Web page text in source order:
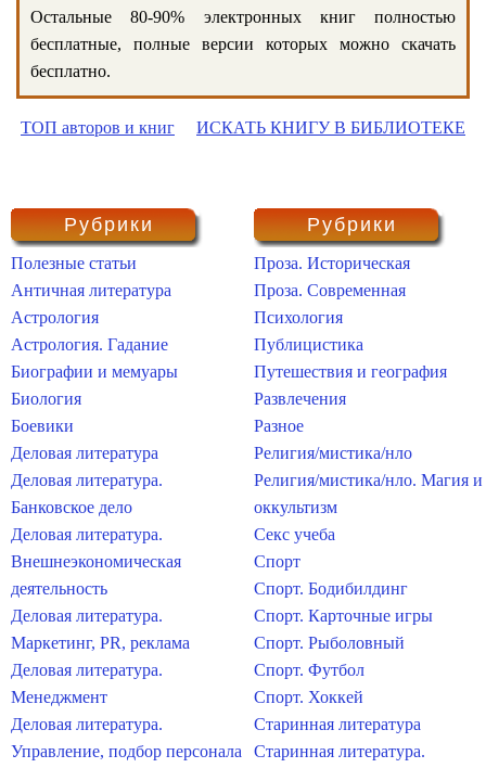
Остальные 80-90% электронных книг полностью
бесплатные, полные версии которых можно скачать
бесплатно.
ТОП авторов и книг ИСКАТЬ КНИГУ В БИБЛИОТЕКЕ
Рубрики
Полезные статьи
Античная литература
Астрология
Астрология. Гадание
Биографии и мемуары
Биология
Боевики
Деловая литература
Деловая литература.
Банковское дело
Деловая литература.
Внешнеэкономическая
деятельность
Деловая литература.
Маркетинг, PR, реклама
Деловая литература.
Менеджмент
Деловая литература.
Управление, подбор персонала
Рубрики
Проза. Историческая
Проза. Современная
Психология
Публицистика
Путешествия и география
Развлечения
Разное
Религия/мистика/нло
Религия/мистика/нло. Магия и
оккультизм
Секс учеба
Спорт
Спорт. Бодибилдинг
Спорт. Карточные игры
Спорт. Рыболовный
Спорт. Футбол
Спорт. Хоккей
Старинная литература
Старинная литература.